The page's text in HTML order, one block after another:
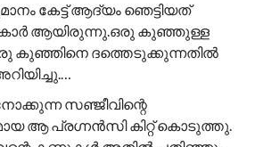
കേട്ട് ആദ്യം ഞെട്ടിയത്
ആയിരുന്നു.ഒരു കുഞ്ഞുള്ള
കുഞ്ഞിനെ ദത്തെടുക്കുന്നതിൽ
സഞ്ജീവിന്റെ
ആ പ്രഗ്നൻസി കിറ്റ് കൊടുത്തു.